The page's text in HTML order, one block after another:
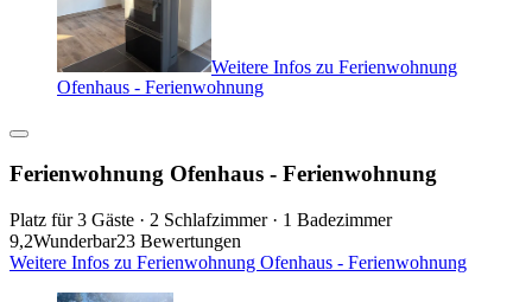
Weitere Infos zu Ferienwohnung
Ofenhaus - Ferienwohnung
Ferienwohnung Ofenhaus - Ferienwohnung
Platz für 3 Gäste · 2 Schlafzimmer · 1 Badezimmer
9,2Wunderbar23 Bewertungen
Weitere Infos zu Ferienwohnung Ofenhaus - Ferienwohnung